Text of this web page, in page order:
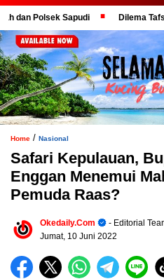
Sapudi Dilema Tafsir
Home / Nasional
Safari Kepulauan,
Enggan Menemui
Pemuda Raas?
Okedaily.com
- Editorial
Jumat, 10 Juni 2022